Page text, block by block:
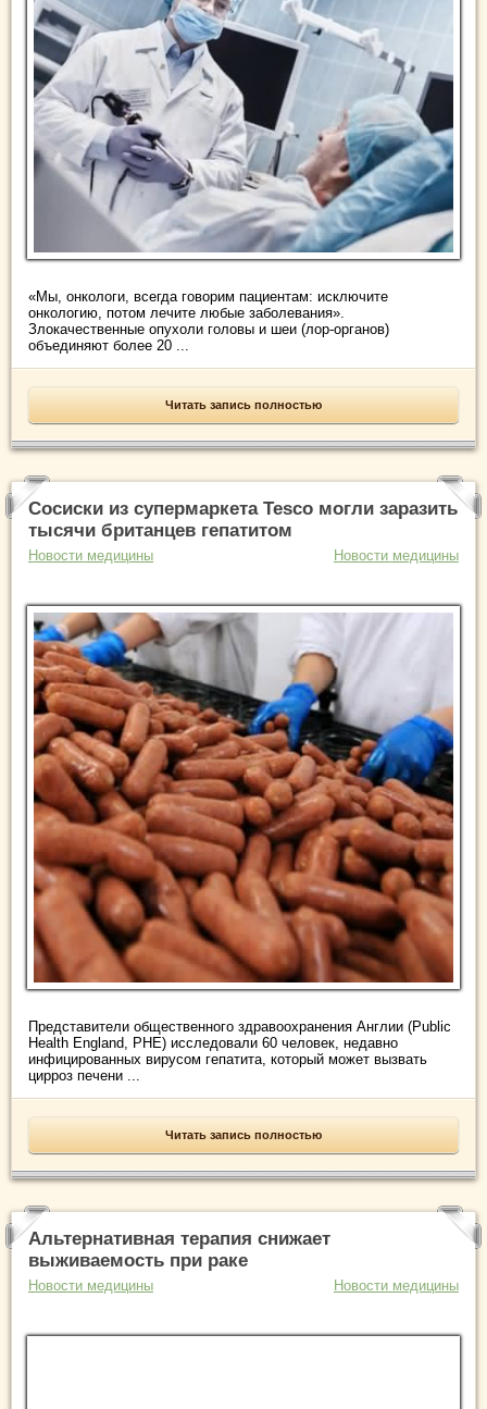
«Мы, онкологи, всегда говорим пациентам: исключите
онкологию, потом лечите любые заболевания».
Злокачественные опухоли головы и шеи (лор-органов)
объединяют более 20 ...
Читать запись полностью
Сосиски из супермаркета Tesco могли заразить
тысячи британцев гепатитом
Новости медицины Новости медицины
Представители общественного здравоохранения Англии (Public
Health England, PHE) исследовали 60 человек, недавно
инфицированных вирусом гепатита, который может вызвать
цирроз печени ...
Читать запись полностью
Альтернативная терапия снижает
выживаемость при раке
Новости медицины Новости медицины